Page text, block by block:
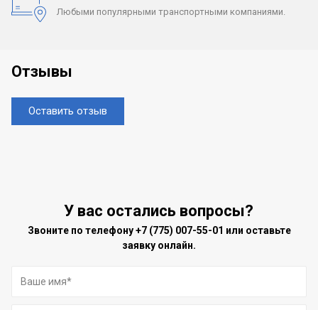
Любыми популярными транспортными компаниями.
Отзывы
Оставить отзыв
У вас остались вопросы?
Звоните по телефону+7 (775) 007-55-01 или оставьте
заявку онлайн.